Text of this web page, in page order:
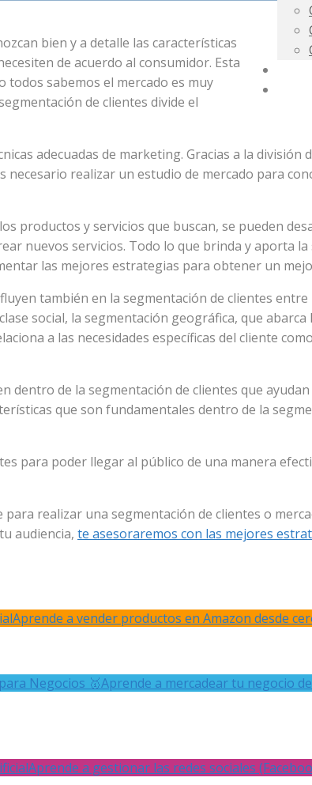
bien y a detalle las características
de acuerdo al consumidor. Esta
sabemos el mercado es muy
de clientes divide el
adecuadas de marketing. Gracias a la división
realizar un estudio de mercado para
productos y servicios que buscan, se pueden
nuevos servicios. Todo lo que brinda y aporta
las mejores estrategias para obtener un
también en la segmentación de clientes entre
social, la segmentación geográfica, que
a las necesidades específicas del cliente
de la segmentación de clientes que
que son fundamentales dentro de la
para poder llegar al público de una manera
realizar una segmentación de clientes o
audiencia, te asesoraremos con las mejores
Aprende a vender productos en Amazon desde
Negocios 🥇Aprende a mercadear tu negocio
Aprende a gestionar las redes sociales